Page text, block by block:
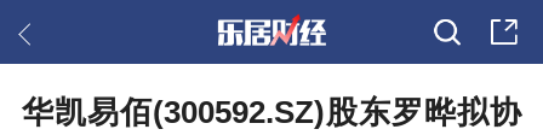
华凯易佰(300592.SZ)股东罗晔拟协